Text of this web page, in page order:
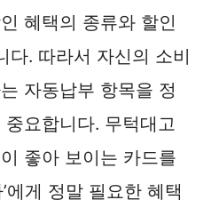
혜택의 종류와 할인
다. 따라서 자신의 소비
자동납부 항목을 정
요합니다. 무턱대고
좋아 보이는 카드를
에게 정말 필요한 혜택